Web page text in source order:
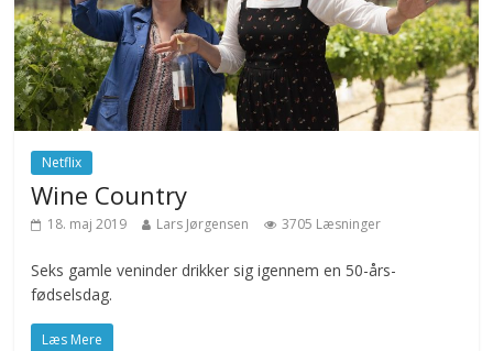
Netflix
Wine Country
18. maj 2019 Lars Jørgensen 3705 Læsninger
Seks gamle veninder drikker sig igennem en 50-års-
fødselsdag.
Læs Mere